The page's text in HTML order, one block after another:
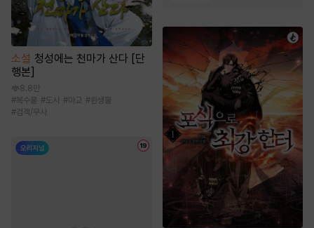
소설 청성에는 천마가 산다 [단
행본]
8.8만
#복수물 #도사 #마교 # 환생물
#검객/무사